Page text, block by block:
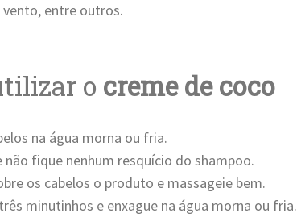
vento, entre outros.
o creme de coco
na água morna ou fria.
não fique nenhum resquício do shampoo.
os cabelos o produto e massageie bem.
minutinhos e enxague na água morna ou fria.